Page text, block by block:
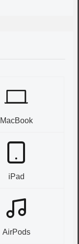
MacBook
iPad
AirPods